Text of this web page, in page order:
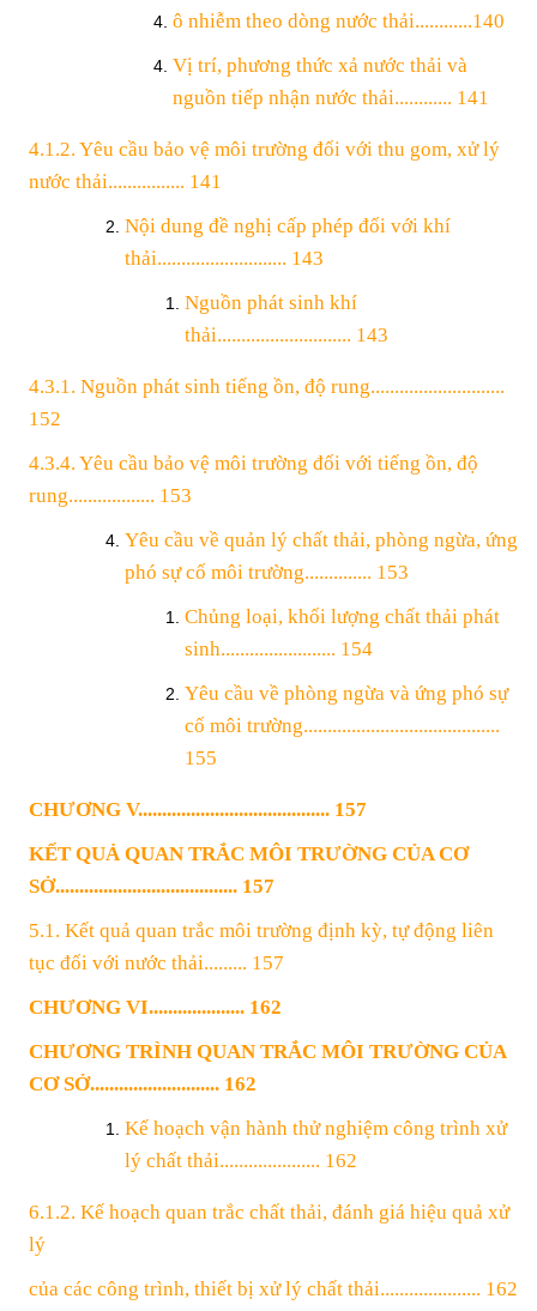
ô nhiễm theo dòng nước thải............140
Vị trí, phương thức xả nước thải và
nguồn tiếp nhận nước thải............ 141
4.1.2. Yêu cầu bảo vệ môi trường đối với thu gom, xử lý
nước thải................ 141
Nội dung đề nghị cấp phép đối với khí
thải........................... 143
Nguồn phát sinh khí
thải............................ 143
4.3.1. Nguồn phát sinh tiếng ồn, độ rung............................
152
4.3.4. Yêu cầu bảo vệ môi trường đối với tiếng ồn, độ
rung.................. 153
Yêu cầu về quản lý chất thải, phòng ngừa, ứng
phó sự cố môi trường.............. 153
Chủng loại, khối lượng chất thải phát
sinh........................ 154
Yêu cầu về phòng ngừa và ứng phó sự
cố môi trường.........................................
155
CHƯƠNG V........................................ 157
KẾT QUẢ QUAN TRẮC MÔI TRƯỜNG CỦA CƠ
SỞ...................................... 157
5.1. Kết quả quan trắc môi trường định kỳ, tự động liên
tục đối với nước thải......... 157
CHƯƠNG VI.................... 162
CHƯƠNG TRÌNH QUAN TRẮC MÔI TRƯỜNG CỦA
CƠ SỞ........................... 162
Kế hoạch vận hành thử nghiệm công trình xử
lý chất thải..................... 162
6.1.2. Kế hoạch quan trắc chất thải, đánh giá hiệu quả xử
lý
của các công trình, thiết bị xử lý chất thải..................... 162